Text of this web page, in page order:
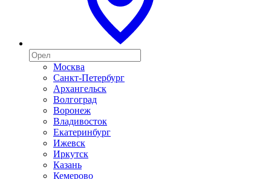
Москва
Санкт-Петербург
Архангельск
Волгоград
Воронеж
Владивосток
Екатеринбург
Ижевск
Иркутск
Казань
Кемерово